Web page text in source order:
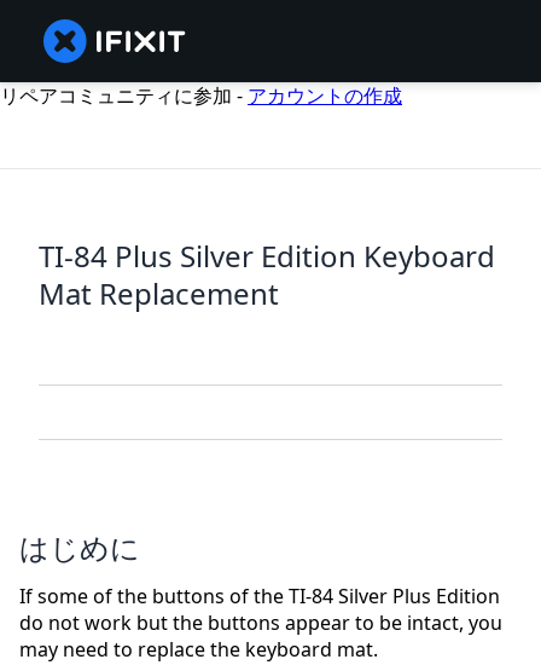
リペアコミュニティに参加 - アカウントの作成
TI-84 Plus Silver Edition Keyboard
Mat Replacement
はじめに
If some of the buttons of the TI-84 Silver Plus Edition
do not work but the buttons appear to be intact, you
may need to replace the keyboard mat.